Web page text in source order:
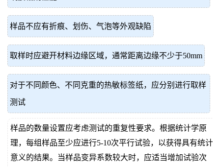
样品不应有折痕、划伤、气泡等外观缺陷
取样时应避开材料边缘区域，通常距离边缘不少于50mm
对于不同颜色、不同克重的热敏标签纸，应分别进行取样
测试
样品的数量设置应考虑测试的重复性要求。根据统计学原
理，每组样品至少应进行5-10次平行试验，以获得具有统计
意义的结果。当样品变异系数较大时，应适当增加试验次